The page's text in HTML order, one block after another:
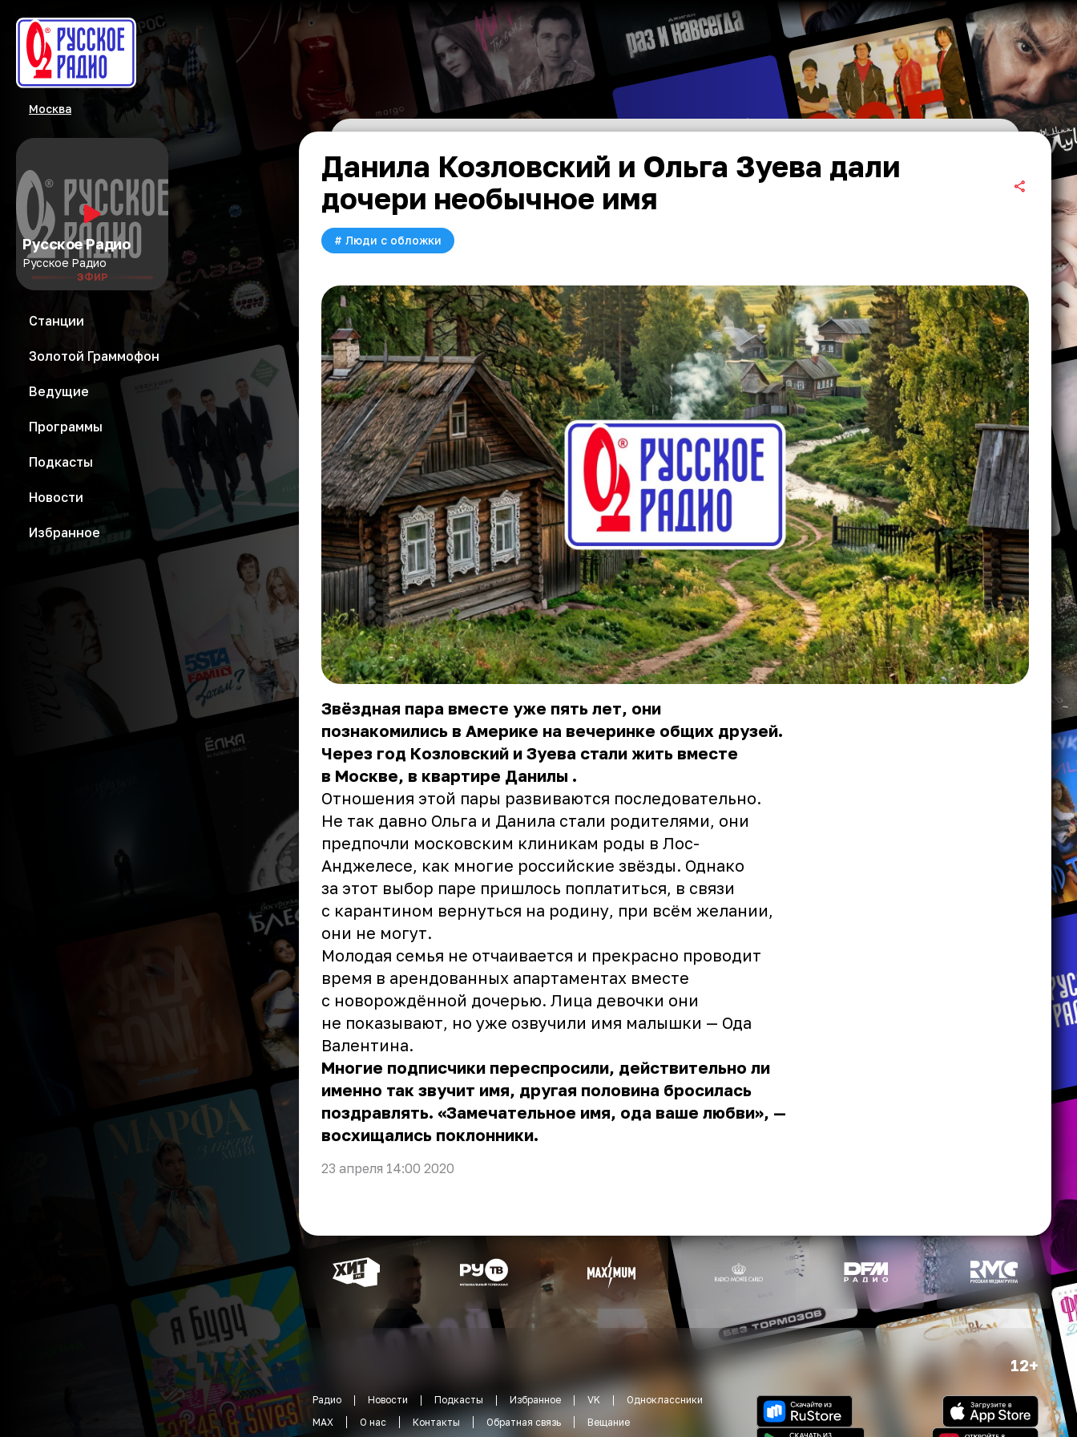
Москва
Русское Радио
Русское Радио
ЭФИР
Станции
Золотой Граммофон
Ведущие
Программы
Подкасты
Новости
Избранное
Данила Козловский и Ольга Зуева дали
дочери необычное имя
# Люди с обложки
Звёздная пара вместе уже пять лет, они
познакомились в Америке на вечеринке общих друзей.
Через год Козловский и Зуева стали жить вместе
в Москве, в квартире Данилы .
Отношения этой пары развиваются последовательно.
Не так давно Ольга и Данила стали родителями, они
предпочли московским клиникам роды в Лос-
Анджелесе, как многие российские звёзды. Однако
за этот выбор паре пришлось поплатиться, в связи
с карантином вернуться на родину, при всём желании,
они не могут.
Молодая семья не отчаивается и прекрасно проводит
время в арендованных апартаментах вместе
с новорождённой дочерью. Лица девочки они
не показывают, но уже озвучили имя малышки — Ода
Валентина.
Многие подписчики переспросили, действительно ли
именно так звучит имя, другая половина бросилась
поздравлять. «Замечательное имя, ода ваше любви», —
восхищались поклонники.
23 апреля 14:00 2020
12+
Радио Новости Подкасты Избранное VK
Одноклассники
MAX
О нас Контакты Обратная связь Вещание